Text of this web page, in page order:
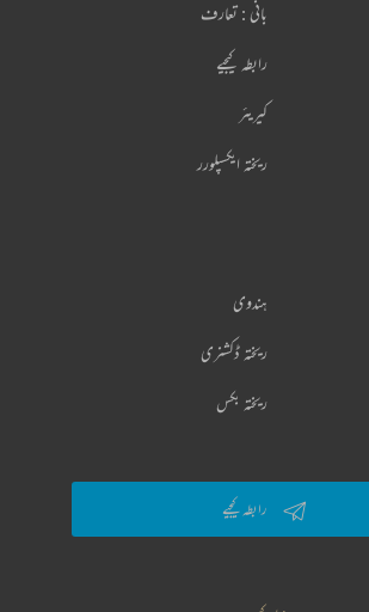
بانی : تعارف
رابطہ کیجیے
کیریئر
ریختہ ایکسپلورر
ہندوی
ریختہ ڈکشنری
ریختہ بکس
رابطہ کیجیے